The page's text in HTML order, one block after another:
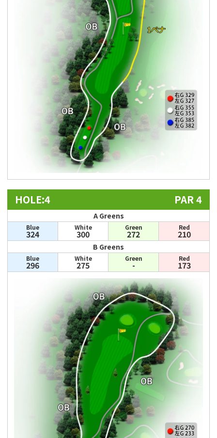
HOLE:4 PAR 4
A Greens
Blue
324
White
300
Green
272
Red
210
B Greens
Blue
296
White
275
Green
-
Red
173